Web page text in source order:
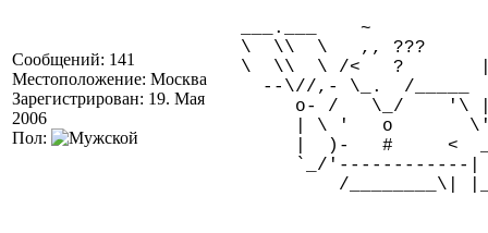
Сообщений: 141
Местоположение: Москва
Зарегистрирован: 19. Мая
2006
Пол:
___.___ ~
\ \\ \ ,,
\ \\ \ /< ? |
--\//,- \_. /
o- / \_/ '\ |
| \ ' o
| )- # < ___/
`_/
/________\|